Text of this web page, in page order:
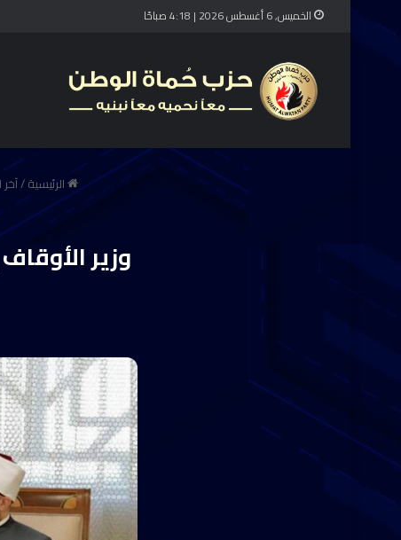
الخميس, 6 أغسطس 2026 | 4:18 صباحًا
الرئيسية/آخر
وزير